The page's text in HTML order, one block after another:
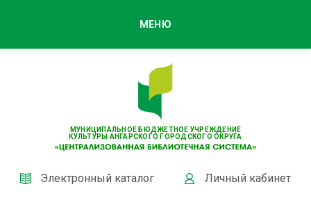
МУНИЦИПАЛЬНОЕ БЮДЖЕТНОЕ УЧРЕЖДЕНИЕ
КУЛЬТУРЫ АНГАРСКОГО ГОРОДСКОГО ОКРУГА
Электронный каталог Личный кабинет
МЕНЮ